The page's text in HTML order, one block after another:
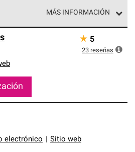
MÁS INFORMACIÓN
de profesionales de techos
estándares y requisitos estrictos
★ 5
23 reseñas
electrónico Sitio web